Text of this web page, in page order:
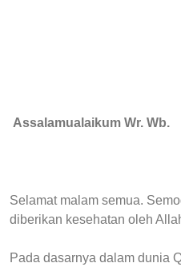
Assalamualaikum Wr. Wb.
Selamat malam semua.
diberikan kesehatan oleh
Pada dasarnya dalam dunia